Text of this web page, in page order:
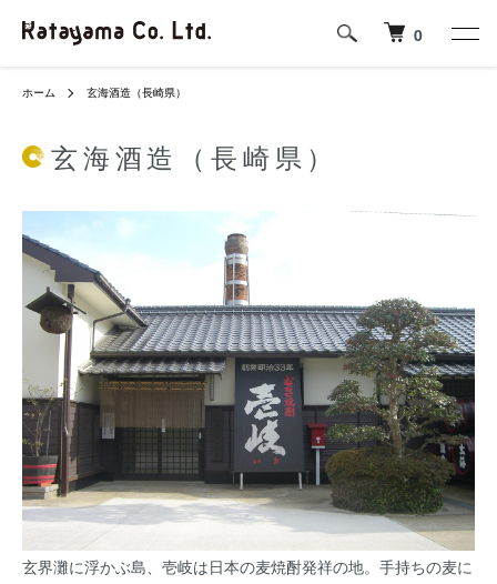
0
ホーム 玄海酒造（長崎県）
玄海酒造（長崎県）
玄界灘に浮かぶ島、壱岐は日本の麦焼酎発祥の地。手持ちの麦に